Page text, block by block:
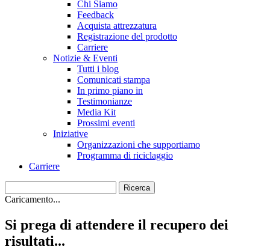
Chi Siamo
Feedback
Acquista attrezzatura
Registrazione del prodotto
Carriere
Notizie & Eventi
Tutti i blog
Comunicati stampa
In primo piano in
Testimonianze
Media Kit
Prossimi eventi
Iniziative
Organizzazioni che supportiamo
Programma di riciclaggio
Carriere
Caricamento...
Si prega di attendere il recupero dei
risultati...